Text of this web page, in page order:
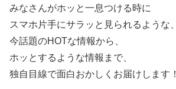
みなさんがホッと一息つける時に
スマホ片手にサラッと見られるような、
今話題のHOTな情報から、
ホッとするような情報まで、
独自目線で面白おかしくお届けします！